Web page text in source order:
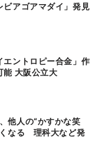
ビアゴアマダイ」発見
エントロピー合金」作
能 大阪公立大
なる 理科大など発